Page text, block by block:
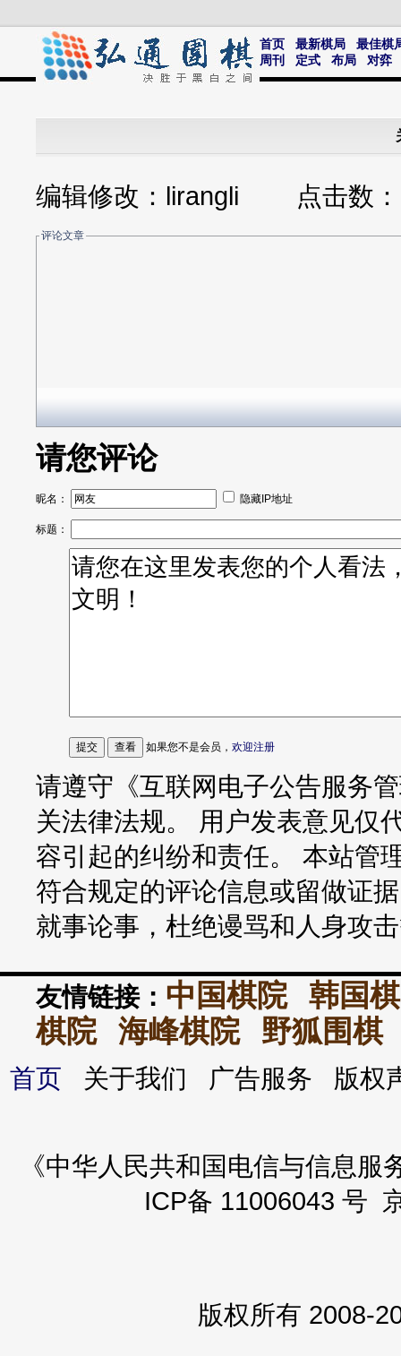
首页 最新棋局
最佳棋
周刊
定式 布局 对弈
编辑修改：lirangli 点击数
评论文章
请您评论
昵名： 隐藏IP地址
标题：
如果您不是会员， 欢迎注册
请遵守《互联网电子公告服务
关法律法规。 用户发表意见仅
容引起的纠纷和责任。 本站管
符合规定的评论信息或留做证
就事论事，杜绝谩骂和人身攻
友情链接： 中国棋院
韩国
棋院
海峰棋院 野狐围棋
首页 关于我们 广告服务 版
《中华人民共和国电信与信息
ICP备 11006043 号
版权所有 2008-